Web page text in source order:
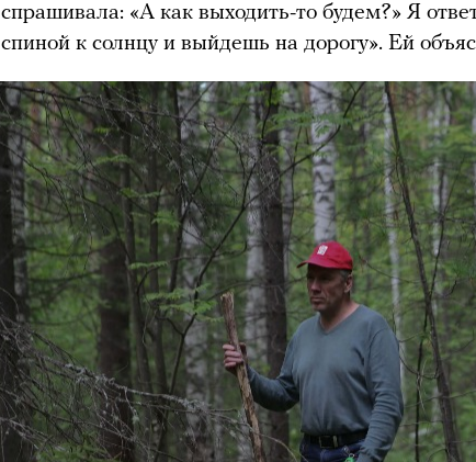
спрашивала: «А как выходить-то будем?» Я
спиной к солнцу и выйдешь на дорогу». Ей